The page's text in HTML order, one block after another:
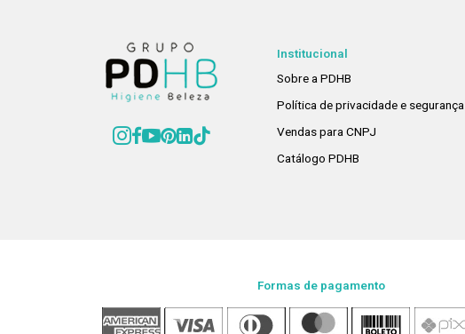
Institucional
Sobre a PDHB
Política de privacidade e segurança
Vendas para CNPJ
Catálogo PDHB
Formas de pagamento